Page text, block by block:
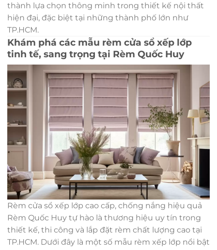
thành lựa chọn thông minh trong thiết kế nội thất
hiện đại, đặc biệt tại những thành phố lớn như
TP.HCM.
Khám phá các mẫu rèm cửa sổ xếp lớp
tinh tế, sang trọng tại Rèm Quốc Huy
Rèm cửa sổ xếp lớp cao cấp, chống nắng hiệu quả
Rèm Quốc Huy tự hào là thương hiệu uy tín trong
thiết kế, thi công và lắp đặt rèm chất lượng cao tại
TP.HCM. Dưới đây là một số mẫu rèm xếp lớp nổi bật